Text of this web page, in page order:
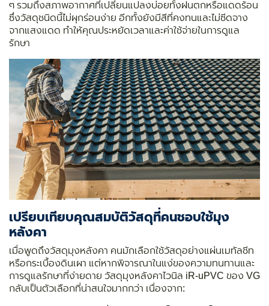
ๆ รวมถึงสภาพอากาศที่เปลี่ยนแปลงบ่อยทั้งฝนตกหรือแดดร้อน
ซึ่งวัสดุชนิดนี้ไม่ผุกร่อนง่าย อีกทั้งยังมีสีที่คงทนและไม่ซีดจาง
จากแสงแดด ทำให้คุณประหยัดเวลาและค่าใช้จ่ายในการดูแล
รักษา
เปรียบเทียบคุณสมบัติวัสดุที่คนชอบใช้มุง
หลังคา
เมื่อพูดถึงวัสดุมุงหลังคา คนมักเลือกใช้วัสดุอย่างแผ่นเมทัลชีท
หรือกระเบื้องดินเผา แต่หากพิจารณาในแง่ของความทนทานและ
การดูแลรักษาที่ง่ายดาย วัสดุมุงหลังคาไวนิล iR-uPVC ของ VG
กลับเป็นตัวเลือกที่น่าสนใจมากกว่า เนื่องจาก: